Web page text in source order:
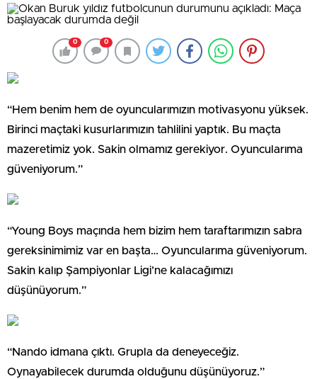
0 0
“Hem benim hem de oyuncularımızın motivasyonu yüksek.
Birinci maçtaki kusurlarımızın tahlilini yaptık. Bu maçta
mazeretimiz yok. Sakin olmamız gerekiyor. Oyuncularıma
güveniyorum.”
“Young Boys maçında hem bizim hem taraftarımızın sabra
gereksinimimiz var en başta… Oyuncularıma güveniyorum.
Sakin kalıp Şampiyonlar Ligi’ne kalacağımızı
düşünüyorum.”
“Nando idmana çıktı. Grupla da deneyeceğiz.
Oynayabilecek durumda olduğunu düşünüyoruz.”